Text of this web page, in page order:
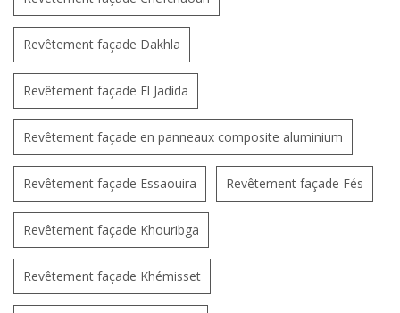
Revêtement façade Dakhla
Revêtement façade El Jadida
Revêtement façade en panneaux composite aluminium
Revêtement façade Essaouira Revêtement façade Fés
Revêtement façade Khouribga
Revêtement façade Khémisset